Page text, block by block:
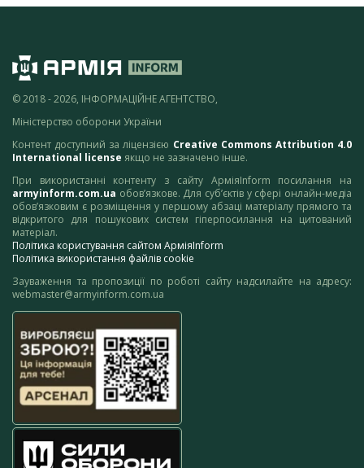
© 2018 - 2026, ІНФОРМАЦІЙНЕ АГЕНТСТВО,
Міністерство оборони України
Контент доступний за ліцензією Creative Commons Attribution 4.0
International license якщо не зазначено інше.
При використанні контенту з сайту АрміяInform посилання на
armyinform.com.ua обов’язкове. Для суб’єктів у сфері онлайн-медіа
обов’язковим є розміщення у першому абзаці матеріалу прямого та
відкритого для пошукових систем гіперпосилання на цитований
матеріал.
Політика користування сайтом АрміяInform
Політика використання файлів cookie
Зауваження та пропозиції по роботі сайту надсилайте на адресу:
webmaster@armyinform.com.ua